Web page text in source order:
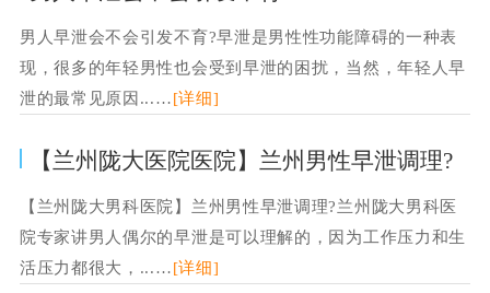
男人早泄会不会引发不育?早泄是男性性功能障碍的一种表
现，很多的年轻男性也会受到早泄的困扰，当然，年轻人早
泄的最常见原因...…[详细]
【兰州陇大医院医院】兰州男性早泄调理?
【兰州陇大男科医院】兰州男性早泄调理?兰州陇大男科医
院专家讲男人偶尔的早泄是可以理解的，因为工作压力和生
活压力都很大，...…[详细]